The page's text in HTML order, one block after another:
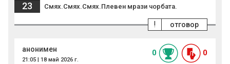
23 Смях.Смях.Смях.Плевен мрази чорбата.
отговор
!
анонимен
21:05 | 18 май 2026 г.
0 0